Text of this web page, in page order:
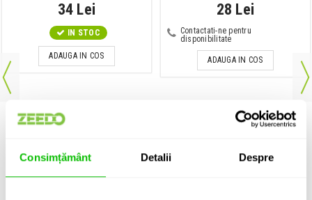
Consimțământ Detalii Despre
34 Lei
IN STOC
ADAUGA IN COS
28 Lei
Contactati-ne pentru
disponibilitate
ADAUGA IN COS